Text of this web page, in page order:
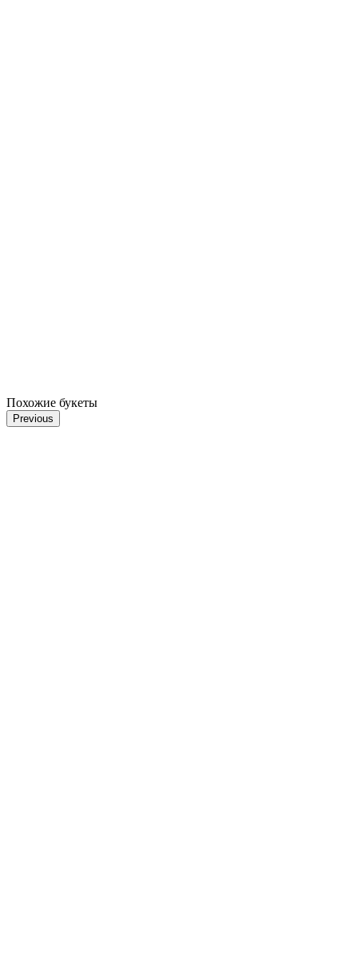
Похожие букеты
Previous